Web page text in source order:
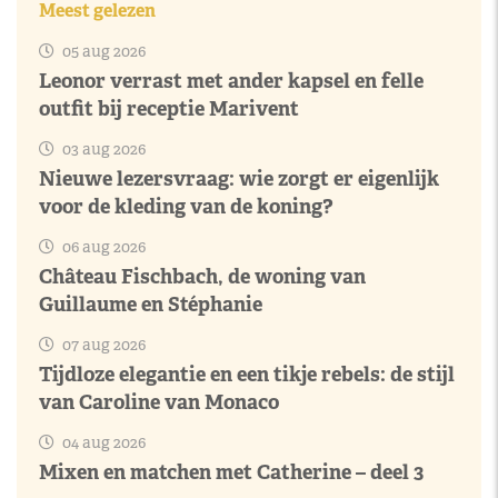
Meest gelezen
05 aug 2026
Leonor verrast met ander kapsel en felle
outfit bij receptie Marivent
03 aug 2026
Nieuwe lezersvraag: wie zorgt er eigenlijk
voor de kleding van de koning?
06 aug 2026
Château Fischbach, de woning van
Guillaume en Stéphanie
07 aug 2026
Tijdloze elegantie en een tikje rebels: de stijl
van Caroline van Monaco
04 aug 2026
Mixen en matchen met Catherine – deel 3